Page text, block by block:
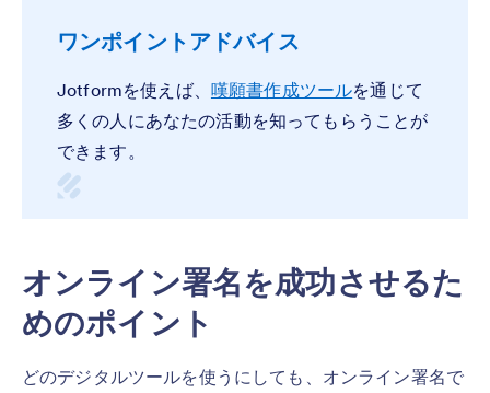
ワンポイントアドバイス
Jotformを使えば、 嘆願書作成ツールを通じて
多くの人にあなたの活動を知ってもらうことが
できます。
オンライン署名を成功させるた
めのポイント
どのデジタルツールを使うにしても、オンライン署名で